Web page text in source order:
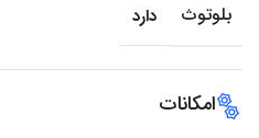
بلوتوث دارد
امکانات